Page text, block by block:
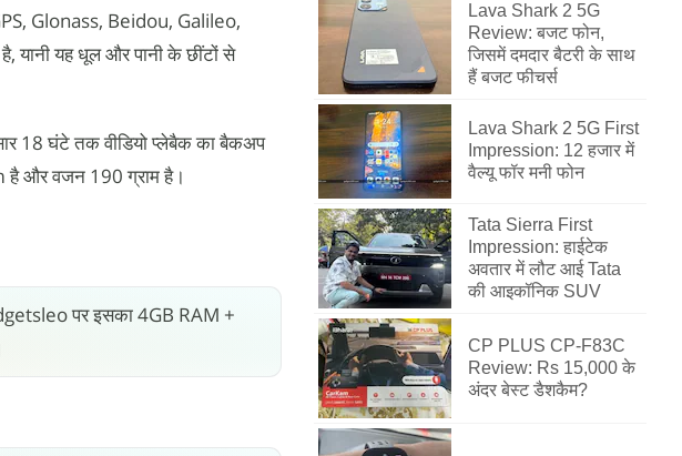
Glonass, Beidou, Galileo,
यानी यह धूल और पानी के छींटों से
18 घंटे तक वीडियो प्लेबैक का बैकअप
है और वजन 190 ग्राम है।
पर इसका 4GB RAM +
Lava Shark 2 5G
Review: बजट फोन,
जिसमें दमदार बैटरी के साथ
हैं बजट फीचर्स
Lava Shark 2 5G First
Impression: 12 हजार में
वैल्यू फॉर मनी फोन
Tata Sierra First
Impression: हाईटेक
अवतार में लौट आई Tata
की आइकॉनिक SUV
CP PLUS CP-F83C
Review: Rs 15,000 के
अंदर बेस्ट डैशकैम?